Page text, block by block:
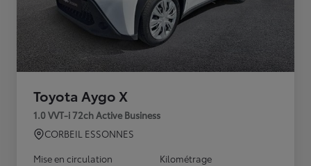
Toyota Aygo X
1.0 VVT-i 72ch Active Business
CORBEIL ESSONNES
Mise en circulation
Kilométrage